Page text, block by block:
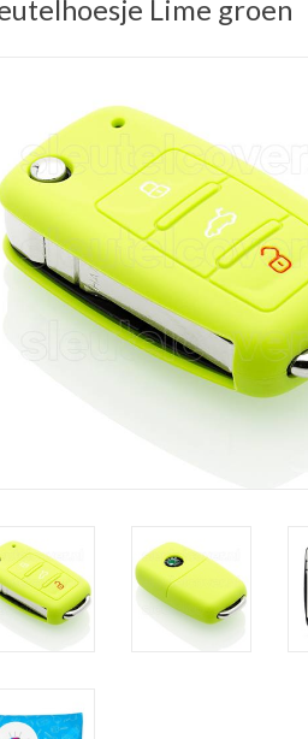
Lime groen